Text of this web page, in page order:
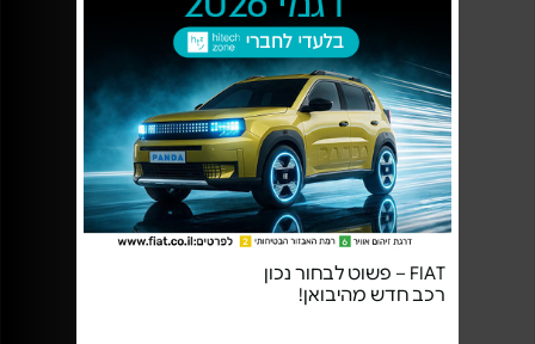
FIAT – פשוט לבחור נכון
רכב חדש מהיבואן!